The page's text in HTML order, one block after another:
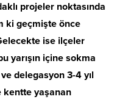
projeler noktasında
ki geçmişte önce
ise ilçeler
yarışın içine sokma
delegasyon 3-4 yıl
kentte yaşanan